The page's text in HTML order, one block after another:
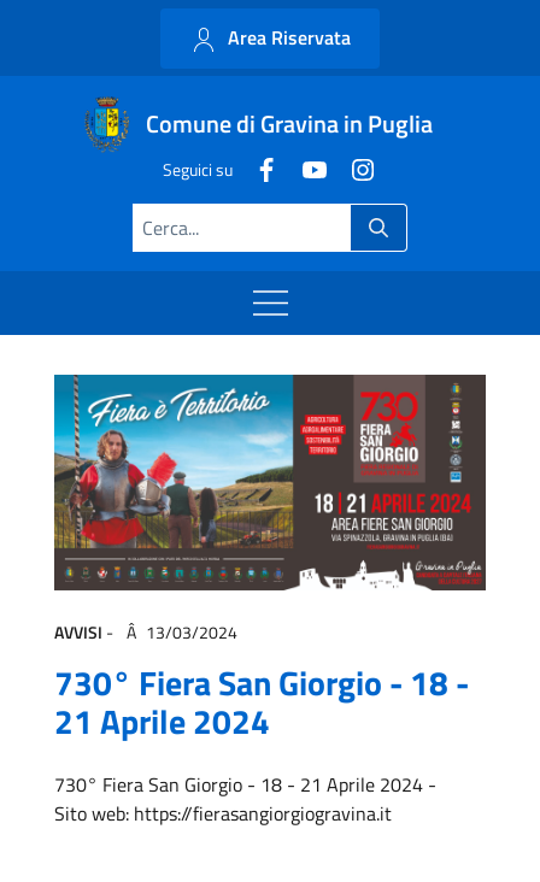
Area Riservata
Comune di Gravina in Puglia
Seguici su
AVVISI - 13/03/2024
730° Fiera San Giorgio - 18 -
21 Aprile 2024
730° Fiera San Giorgio - 18 - 21 Aprile 2024 -
Sito web: https://fierasangiorgiogravina.it